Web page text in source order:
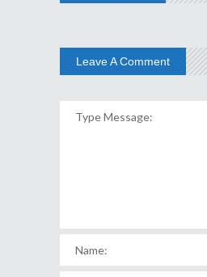
Leave A Comment